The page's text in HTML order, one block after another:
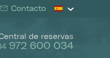
Contacto
de reservas
972 600 034